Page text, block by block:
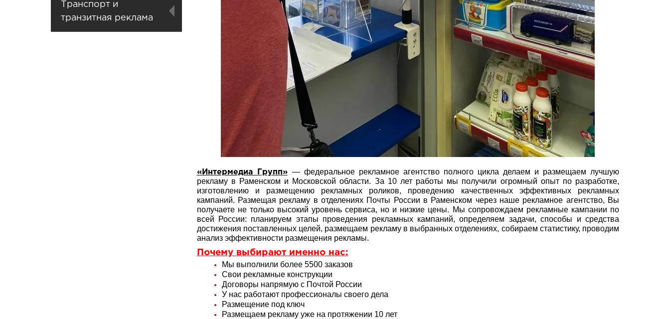
Транспорт и
транзитная реклама
«Интермедиа Групп»
— федеральное рекламное агентство полного цикла делаем и размещаем лучшую
рекламу в Раменском и Московской области. За 10 лет работы мы получили огромный опыт по разработке,
изготовлению и размещению рекламных роликов, проведению качественных эффективных рекламных
кампаний. Размещая рекламу в отделениях Почты России в Раменском через наше рекламное агентство, Вы
получаете не только высокий уровень сервиса, но и низкие цены. Мы сопровождаем рекламные кампании по
всей России: планируем этапы проведения рекламных кампаний, определяем задачи, способы и средства
достижения поставленных целей, размещаем рекламу в выбранных отделениях, собираем статистику, проводим
анализ эффективности размещения рекламы.
Почему выбирают именно нас:
Мы выполнили более 5500 заказов
Свои рекламные конструкции
Договоры напрямую с Почтой России
У нас работают профессионалы своего дела
Размещение под ключ
Размещаем рекламу уже на протяжении 10 лет